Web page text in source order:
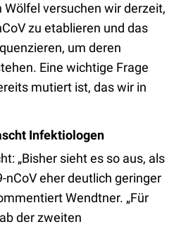
Wölfel versuchen wir derzeit,
zu etablieren und das
um deren
Eine wichtige Frage
mutiert ist, das wir in
Infektiologen
„Bisher sieht es so aus, als
eher deutlich geringer
Wendtner. „Für
der zweiten